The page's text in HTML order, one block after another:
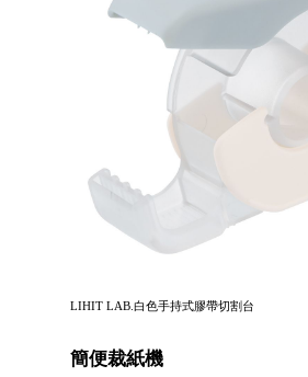
LIHIT LAB.白色手持式膠帶切割台
簡便裁紙機